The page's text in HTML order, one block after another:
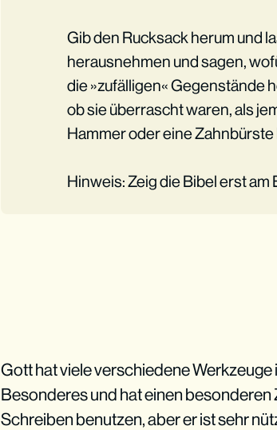
Gib den Rucksack herum und
herausnehmen und sagen,
die »zufälligen« Gegenstände
ob sie überrascht waren, als
Hammer oder eine Zahnbürste
Hinweis: Zeig die Bibel erst am
Gott hat viele verschiedene
Besonderes und hat einen
Schreiben benutzen, aber er ist sehr